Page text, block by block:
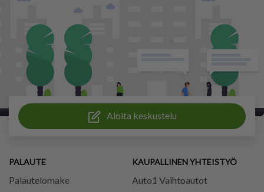
Aloita keskustelu
PALAUTE
Palautelomake
KAUPALLINEN YHTEISTYÖ
Auto1 Vaihtoautot